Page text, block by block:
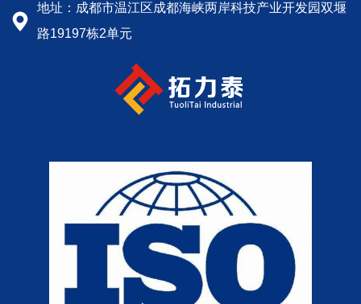
地址：成都市温江区成都海峡两岸科技产业开发园双堰
路19197栋2单元